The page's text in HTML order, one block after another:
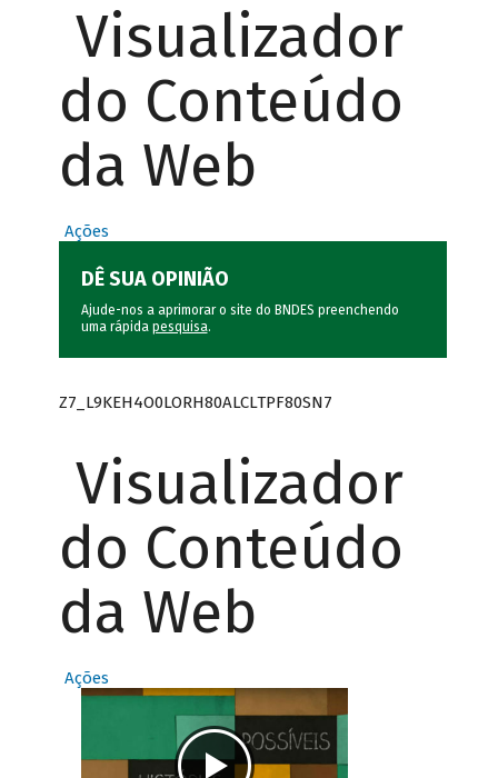
Visualizador
do Conteúdo
da Web
Ações
DÊ SUA OPINIÃO
Ajude-nos a aprimorar o site do BNDES preenchendo
uma rápida pesquisa.
Z7_L9KEH4O0LORH80ALCLTPF80SN7
Visualizador
do Conteúdo
da Web
Ações